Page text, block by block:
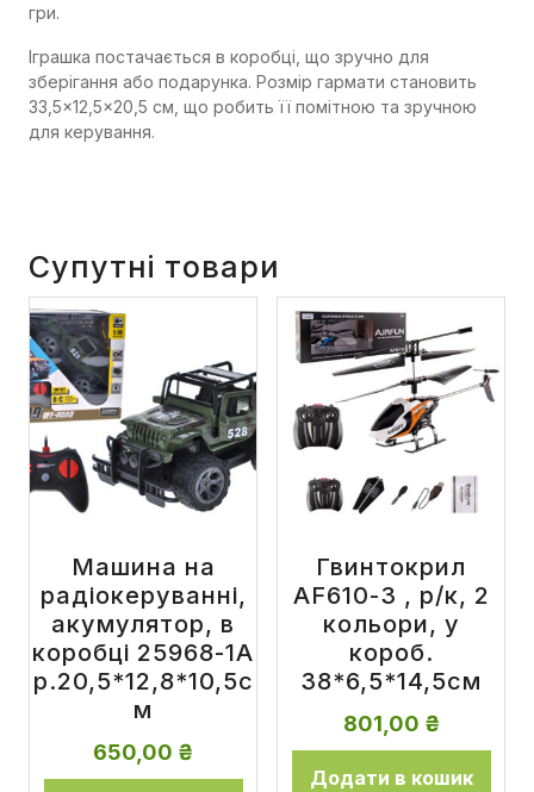
гри.
Іграшка постачається в коробці, що зручно для
зберігання або подарунка. Розмір гармати становить
33,5×12,5×20,5 см, що робить її помітною та зручною
для керування.
Супутні товари
Машина на
радіокеруванні,
акумулятор, в
коробці 25968-1A
р.20,5*12,8*10,5с
м
650,00 ₴
Гвинтокрил
AF610-3 , р/к, 2
кольори, у
короб.
38*6,5*14,5см
801,00 ₴
Додати в кошик